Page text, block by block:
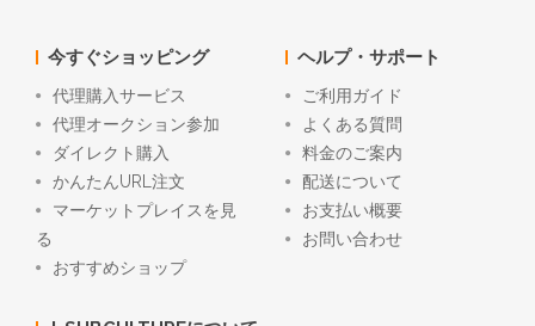
今すぐショッピング
代理購入サービス
代理オークション参加
ダイレクト購入
かんたんURL注文
マーケットプレイスを見
る
おすすめショップ
ヘルプ・サポート
ご利用ガイド
よくある質問
料金のご案内
配送について
お支払い概要
お問い合わせ